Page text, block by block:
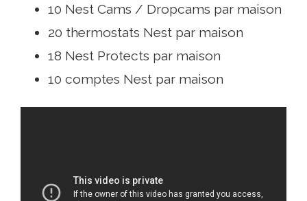
10 Nest Cams / Dropcams par maison
20 thermostats Nest par maison
18 Nest Protects par maison
10 comptes Nest par maison